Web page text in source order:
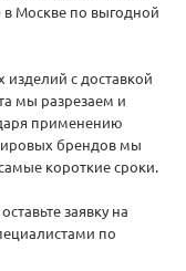
Москве по выгодной
с доставкой
мы разрезаем и
применению
брендов мы
короткие сроки.
заявку на
по